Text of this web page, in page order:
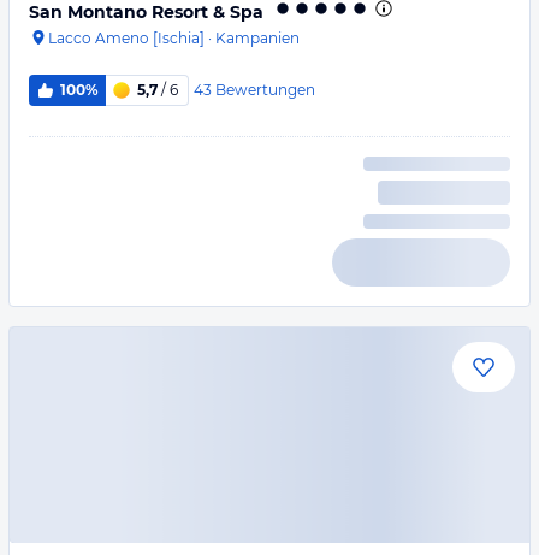
San Montano Resort & Spa
Lacco Ameno [Ischia] · Kampanien
100% 5,7 / 6 43 Bewertungen